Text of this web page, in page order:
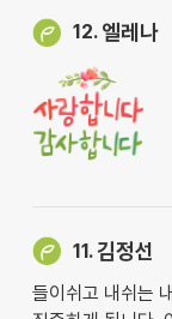
12. 엘레나
11.김정선
들이쉬고 내쉬는